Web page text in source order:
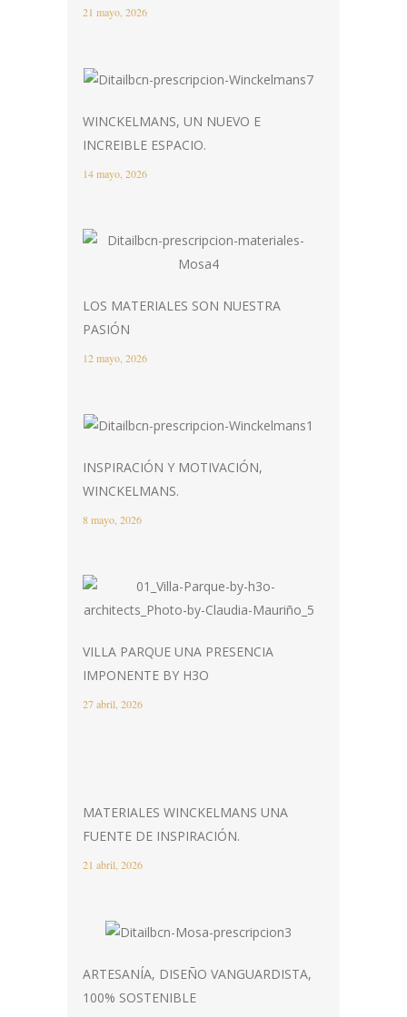
21 mayo, 2026
WINCKELMANS, UN NUEVO E
INCREIBLE ESPACIO.
14 mayo, 2026
LOS MATERIALES SON NUESTRA
PASIÓN
12 mayo, 2026
INSPIRACIÓN Y MOTIVACIÓN,
WINCKELMANS.
8 mayo, 2026
VILLA PARQUE UNA PRESENCIA
IMPONENTE BY H3O
27 abril, 2026
MATERIALES WINCKELMANS UNA
FUENTE DE INSPIRACIÓN.
21 abril, 2026
ARTESANÍA, DISEÑO VANGUARDISTA,
100% SOSTENIBLE